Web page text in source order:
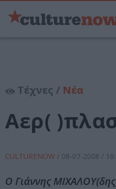
Τέχνες / Νέα
Αερ(
CULTURENOW / 08-07-2008 /
Ο Γιάννης